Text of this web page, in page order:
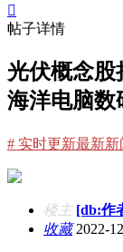

帖子详情
光伏概念
海洋电脑数
# 实时更新最新新
楼主 [db:作
收藏2022-